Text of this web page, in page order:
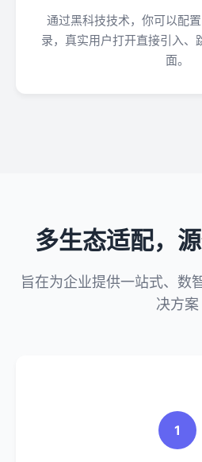
通过黑科技技术，你可以配
录，真实用户打开直接引入、
面。
多生态适配，
旨在为企业提供一站式、数
决方案
1